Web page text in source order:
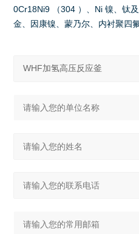
0Cr18Ni9
（304 ）、 Ni镍、钛
金、因康镍、蒙乃尔、内衬聚四